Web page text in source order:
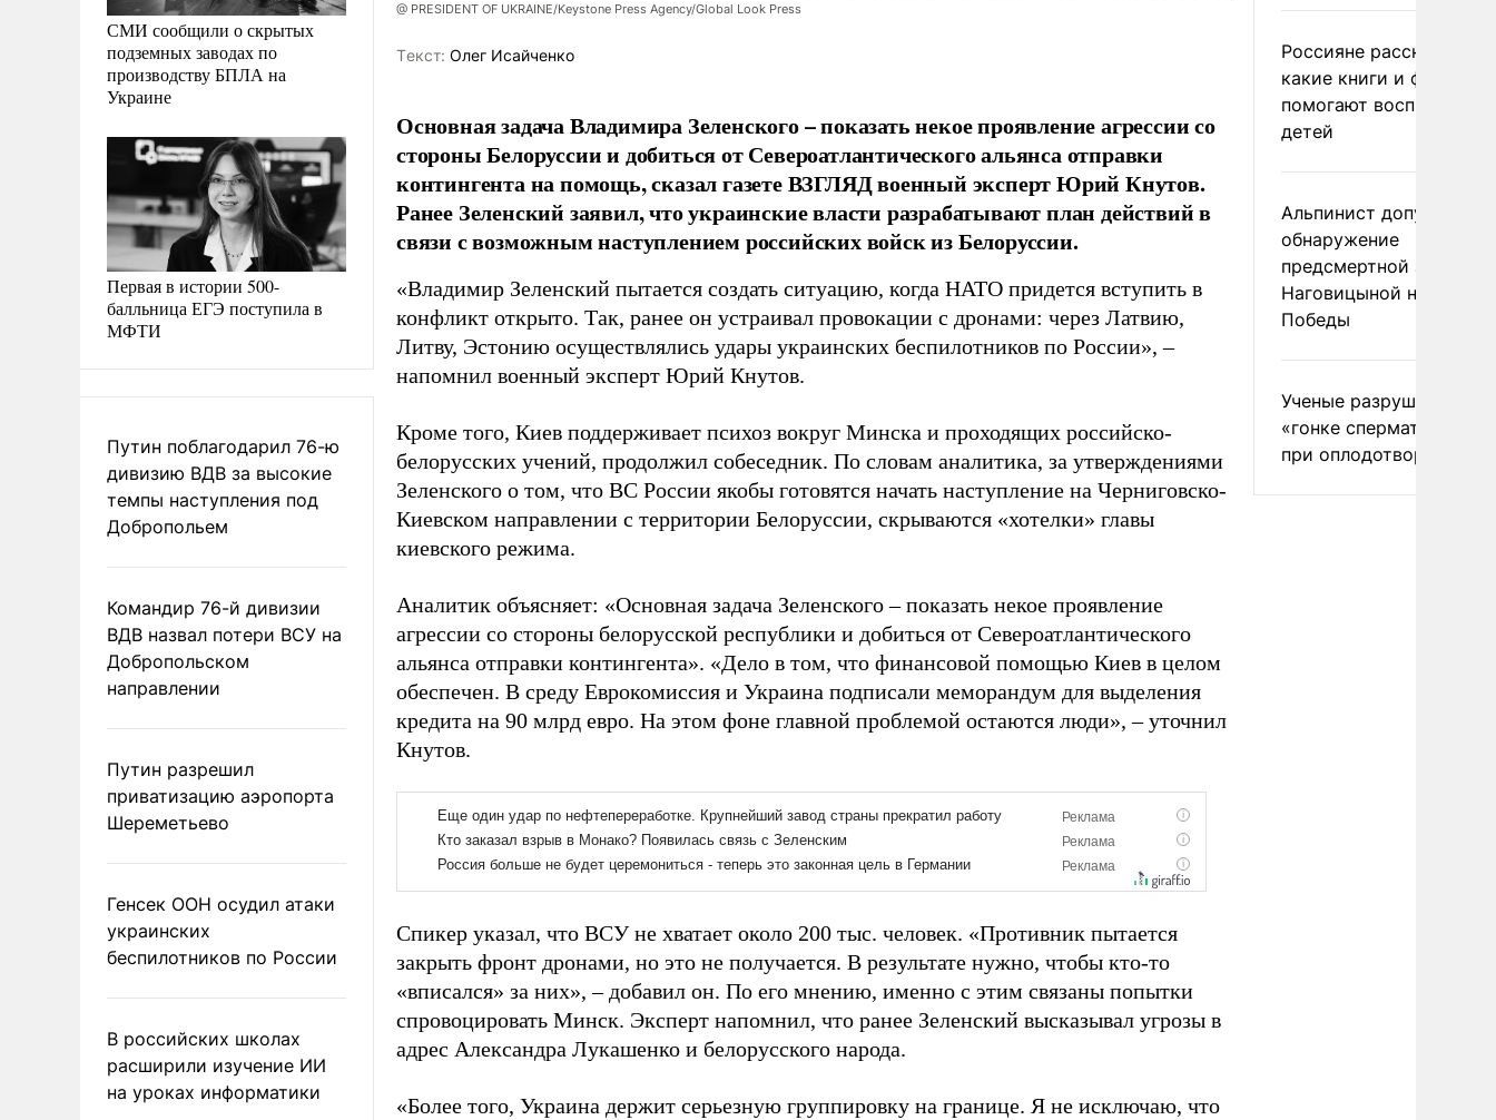
СМИ сообщили о скрытых
подземных заводах по
производству БПЛА на
Украине
Первая в истории 500-
балльница ЕГЭ поступила в
МФТИ
Путин поблагодарил 76-ю
дивизию ВДВ за высокие
темпы наступления под
Добропольем
Командир 76-й дивизии
ВДВ назвал потери ВСУ на
Добропольском
направлении
Путин разрешил
приватизацию аэропорта
Шереметьево
Генсек ООН осудил атаки
украинских
беспилотников по России
В российских школах
расширили изучение ИИ
на уроках информатики
@ PRESIDENT OF UKRAINE/Keystone Press Agency/Global Look Press
Tекст: Олег Исайченко
Основная задача Владимира Зеленского – показать некое проявление агрессии со
стороны Белоруссии и добиться от Североатлантического альянса отправки
контингента на помощь, сказал газете ВЗГЛЯД военный эксперт Юрий Кнутов.
Ранее Зеленский заявил, что украинские власти разрабатывают план действий в
связи с возможным наступлением российских войск из Белоруссии.
«Владимир Зеленский пытается создать ситуацию, когда НАТО придется вступить в
конфликт открыто. Так, ранее он устраивал провокации с дронами: через Латвию,
Литву, Эстонию осуществлялись удары украинских беспилотников по России», –
напомнил военный эксперт Юрий Кнутов.
Кроме того, Киев поддерживает психоз вокруг Минска и проходящих российско-
белорусских учений, продолжил собеседник. По словам аналитика, за утверждениями
Зеленского о том, что ВС России якобы готовятся начать наступление на Черниговско-
Киевском направлении с территории Белоруссии, скрываются «хотелки» главы
киевского режима.
Аналитик объясняет: «Основная задача Зеленского – показать некое проявление
агрессии со стороны белорусской республики и добиться от Североатлантического
альянса отправки контингента». «Дело в том, что финансовой помощью Киев в целом
обеспечен. В среду Еврокомиссия и Украина подписали меморандум для выделения
кредита на 90 млрд евро. На этом фоне главной проблемой остаются люди», – уточнил
Кнутов.
Спикер указал, что ВСУ не хватает около 200 тыс. человек. «Противник пытается
закрыть фронт дронами, но это не получается. В результате нужно, чтобы кто-то
«вписался» за них», – добавил он. По его мнению, именно с этим связаны попытки
спровоцировать Минск. Эксперт напомнил, что ранее Зеленский высказывал угрозы в
адрес Александра Лукашенко и белорусского народа.
«Более того, Украина держит серьезную группировку на границе. Я не исключаю, что
Россияне рассказали,
какие книги и фильмы
помогают воспитывать
детей
Альпинист допустил
обнаружение
предсмертной записки
Наговицыной на пике
Победы
Ученые разрушили миф
«гонке
при оплодотворении